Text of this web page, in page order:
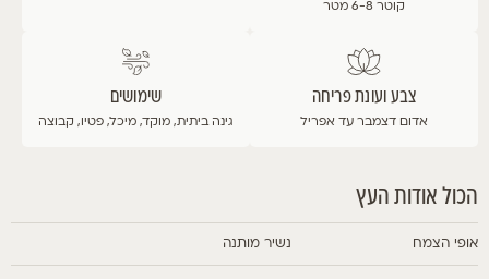
קוטר 6-8 מטר
צבע ועונת פריחה
אדום דצמבר עד אפריל
שימושים
גינה ביתית, מוקד, מיכל, פטיו, קבוצה
הכול אודות העץ
אופי הצמח נשיר מותנה